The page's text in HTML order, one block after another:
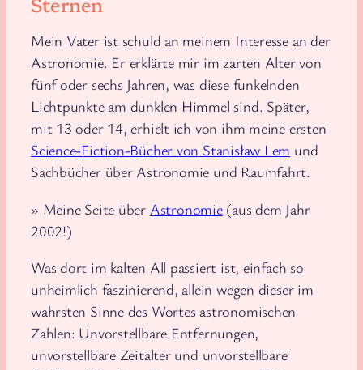
Mein Vater ist schuld an meinem Interesse an der
Astronomie. Er erklärte mir im zarten Alter von
fünf oder sechs Jahren, was diese funkelnden
Lichtpunkte am dunklen Himmel sind. Später,
mit 13 oder 14, erhielt ich von ihm meine ersten
Science-Fiction-Bücher von Stanisław Lem und
Sachbücher über Astronomie und Raumfahrt.
» Meine Seite über Astronomie(aus dem Jahr
2002!)
Was dort im kalten All passiert ist, einfach so
unheimlich faszinierend, allein wegen dieser im
wahrsten Sinne des Wortes astronomischen
Zahlen: Unvorstellbare Entfernungen,
unvorstellbare Zeitalter und unvorstellbare